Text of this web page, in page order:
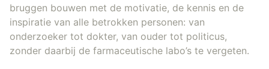
bruggen bouwen met de motivatie, de kennis en de
inspiratie van alle betrokken personen: van
onderzoeker tot dokter, van ouder tot politicus,
zonder daarbij de farmaceutische labo’s te vergeten.